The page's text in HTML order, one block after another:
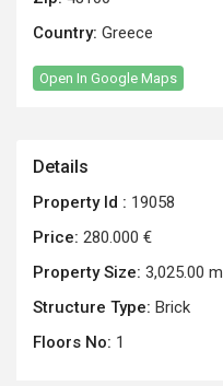
Country: Greece
Open In Google Maps
Details
Property Id : 19058
Price: 280.000 €
Property Size: 3,025.00 m
Structure Type: Brick
Floors No: 1